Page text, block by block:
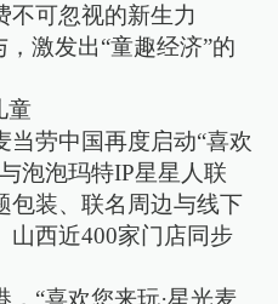
不可忽视的新生力
激发出“童趣经济”的
童
当劳中国再度启动“喜欢
泡泡玛特IP星星人联
包装、联名周边与线下
山西近400家门店同步
“喜欢您来玩·星光麦